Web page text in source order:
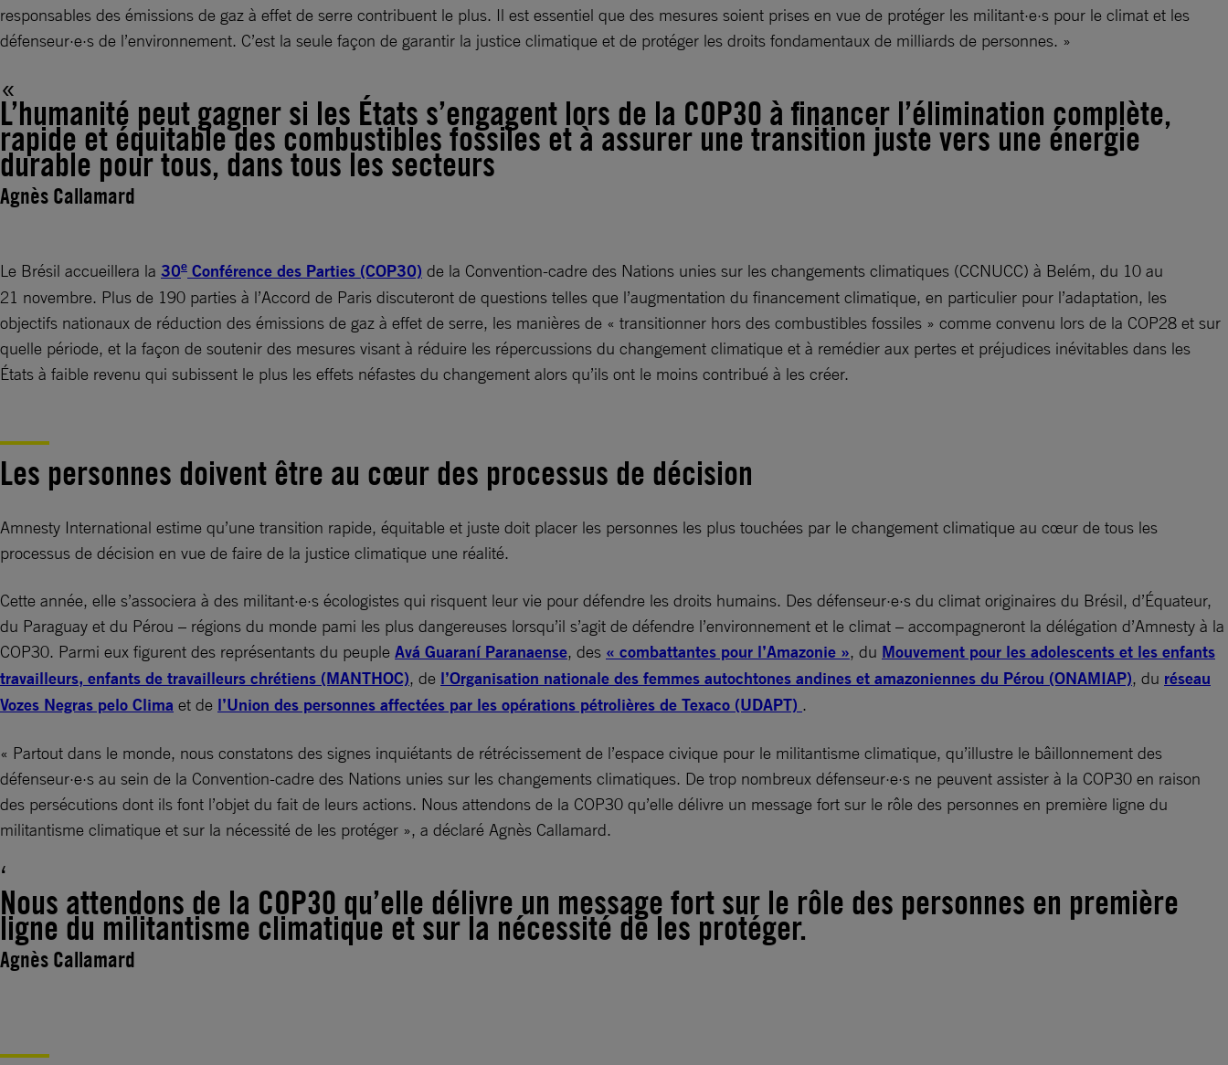
responsables des émissions de gaz à effet de serre contribuent le plus. Il est essentiel que des mesures soient prises en vue de protéger les militant·e·s pour le climat et les
défenseur·e·s de l’environnement. C’est la seule façon de garantir la justice climatique et de protéger les droits fondamentaux de milliards de personnes. »
L’humanité peut gagner si les États s’engagent lors de la COP30 à financer l’élimination complète,
rapide et équitable des combustibles fossiles et à assurer une transition juste vers une énergie
durable pour tous, dans tous les secteurs
Agnès Callamard
Le Brésil accueillera la 30e Conférence des Parties (COP30) de la Convention-cadre des Nations unies sur les changements climatiques (CCNUCC) à Belém, du 10 au
21 novembre. Plus de 190 parties à l’Accord de Paris discuteront de questions telles que l’augmentation du financement climatique, en particulier pour l’adaptation, les
objectifs nationaux de réduction des émissions de gaz à effet de serre, les manières de « transitionner hors des combustibles fossiles » comme convenu lors de la COP28 et sur
quelle période, et la façon de soutenir des mesures visant à réduire les répercussions du changement climatique et à remédier aux pertes et préjudices inévitables dans les
États à faible revenu qui subissent le plus les effets néfastes du changement alors qu’ils ont le moins contribué à les créer.
Les personnes doivent être au cœur des processus de décision
Amnesty International estime qu’une transition rapide, équitable et juste doit placer les personnes les plus touchées par le changement climatique au cœur de tous les
processus de décision en vue de faire de la justice climatique une réalité.
Cette année, elle s’associera à des militant·e·s écologistes qui risquent leur vie pour défendre les droits humains. Des défenseur·e·s du climat originaires du Brésil, d’Équateur,
du Paraguay et du Pérou – régions du monde pami les plus dangereuses lorsqu’il s’agit de défendre l’environnement et le climat – accompagneront la délégation d’Amnesty à la
COP30. Parmi eux figurent des représentants du peuple Avá Guaraní Paranaense, des « combattantes pour l’Amazonie », du Mouvement pour les adolescents et les enfants
travailleurs, enfants de travailleurs chrétiens (MANTHOC), de l’Organisation nationale des femmes autochtones andines et amazoniennes du Pérou (ONAMIAP), du réseau
Vozes Negras pelo Clima et de l’Union des personnes affectées par les opérations pétrolières de Texaco (UDAPT) .
« Partout dans le monde, nous constatons des signes inquiétants de rétrécissement de l’espace civique pour le militantisme climatique, qu’illustre le bâillonnement des
défenseur·e·s au sein de la Convention-cadre des Nations unies sur les changements climatiques. De trop nombreux défenseur·e·s ne peuvent assister à la COP30 en raison
des persécutions dont ils font l’objet du fait de leurs actions. Nous attendons de la COP30 qu’elle délivre un message fort sur le rôle des personnes en première ligne du
militantisme climatique et sur la nécessité de les protéger », a déclaré Agnès Callamard.
Nous attendons de la COP30 qu’elle délivre un message fort sur le rôle des personnes en première
ligne du militantisme climatique et sur la nécessité de les protéger.
Agnès Callamard